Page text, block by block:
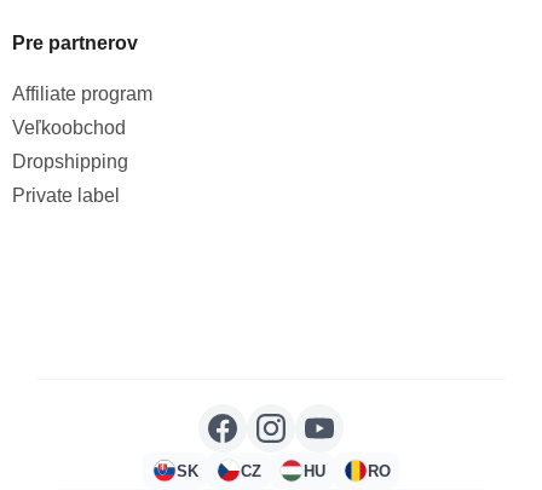
Pre partnerov
Affiliate program
Veľkoobchod
Dropshipping
Private label
SK CZ HU RO